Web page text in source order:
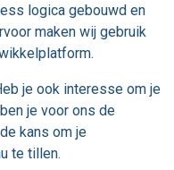
logica gebouwd en
maken wij gebruik
je ook interesse om je
je voor ons de
kans om je
te tillen.